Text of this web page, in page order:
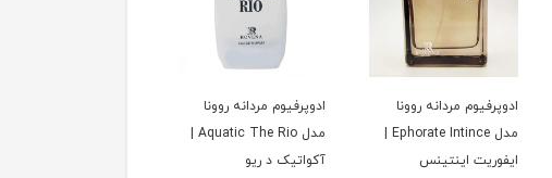
ادوپرفیوم مردانه روونا
مدل Ephorate Intince |
ایفوریت اینتینس
ادوپرفیوم مردانه روونا
مدل Aquatic The Rio |
آکواتیک د ریو